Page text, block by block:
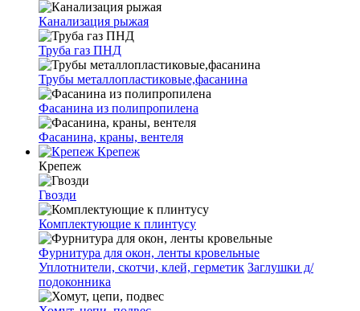
Канализация рыжая
Труба газ ПНД
Трубы металлопластиковые,фасанина
Фасанина из полипропилена
Фасанина, краны, вентеля
Крепеж
Крепеж
Гвозди
Комплектующие к плинтусу
Фурнитура для окон, ленты кровельные
Уплотнители, скотчи, клей, герметик Заглушки д/
подоконника